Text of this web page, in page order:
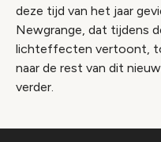
deze tijd van het jaar
Newgrange, dat tijdens
lichteffecten vertoont,
naar de rest van dit
verder.